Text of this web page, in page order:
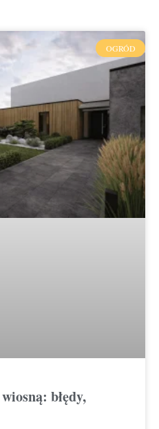
OGRÓD
błędy,